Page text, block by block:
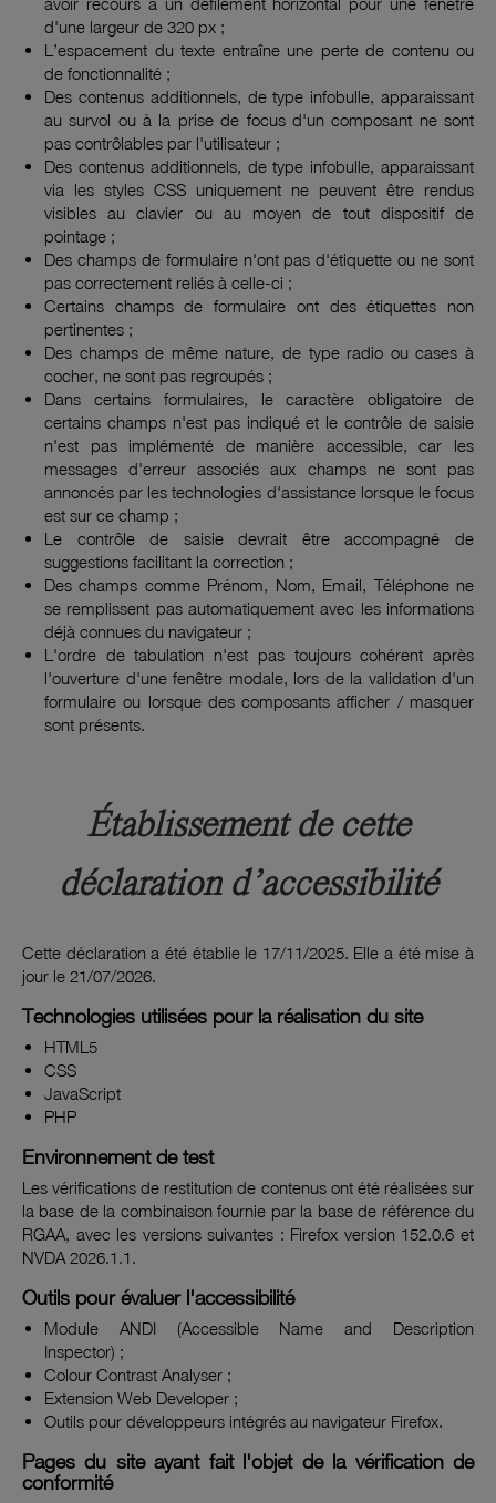
d'une largeur de 320 px ;
L’espacement du texte entraîne une perte de contenu ou
de fonctionnalité ;
Des contenus additionnels, de type infobulle, apparaissant
au survol ou à la prise de focus d'un composant ne sont
pas contrôlables par l'utilisateur ;
Des contenus additionnels, de type infobulle, apparaissant
via les styles CSS uniquement ne peuvent être rendus
visibles au clavier ou au moyen de tout dispositif de
pointage ;
Des champs de formulaire n'ont pas d'étiquette ou ne sont
pas correctement reliés à celle-ci ;
Certains champs de formulaire ont des étiquettes non
pertinentes ;
Des champs de même nature, de type radio ou cases à
cocher, ne sont pas regroupés ;
Dans certains formulaires, le caractère obligatoire de
certains champs n'est pas indiqué et le contrôle de saisie
n'est pas implémenté de manière accessible, car les
messages d'erreur associés aux champs ne sont pas
annoncés par les technologies d'assistance lorsque le focus
est sur ce champ ;
Le contrôle de saisie devrait être accompagné de
suggestions facilitant la correction ;
Des champs comme Prénom, Nom, Email, Téléphone ne
se remplissent pas automatiquement avec les informations
déjà connues du navigateur ;
L'ordre de tabulation n'est pas toujours cohérent après
l'ouverture d'une fenêtre modale, lors de la validation d'un
formulaire ou lorsque des composants afficher / masquer
sont présents.
Établissement de cette
déclaration d’accessibilité
Cette déclaration a été établie le 17/11/2025. Elle a été mise à
jour le 21/07/2026.
Technologies utilisées pour la réalisation du site
HTML5
CSS
JavaScript
PHP
Environnement de test
Les vérifications de restitution de contenus ont été réalisées sur
la base de la combinaison fournie par la base de référence du
RGAA, avec les versions suivantes : Firefox version 152.0.6 et
NVDA 2026.1.1.
Outils pour évaluer l'accessibilité
Module ANDI (Accessible Name and Description
Inspector) ;
Colour Contrast Analyser ;
Extension Web Developer ;
Outils pour développeurs intégrés au navigateur Firefox.
Pages du site ayant fait l'objet de la vérification de
conformité